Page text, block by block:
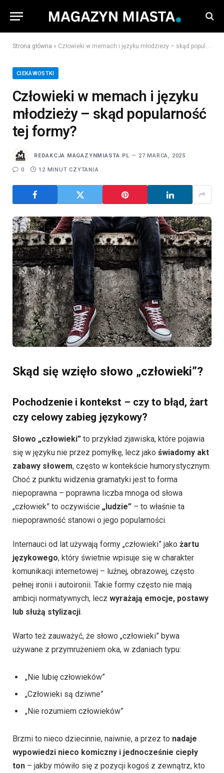
Strona główna » Człowieki w memach i języku młodzieży – skąd popularność tej formy?
CIEKAWOSTKI
Człowieki w memach i języku
młodzieży – skąd popularność
tej formy?
REDAKCJA MAGAZYNMIASTA.PL 27 MARCA, 2025
0 12 MINUT CZYTANIA
Skąd się wzięło słowo „człowieki”?
Pochodzenie i kontekst – czy to błąd, żart
czy celowy zabieg językowy?
Słowo „człowieki” to przykład zjawiska, które pojawia
się w języku nie przez pomyłkę, lecz jako świadomy akt
zabawy słowem, często w kontekście humorystycznym.
Choć z punktu widzenia gramatyki jest to forma
niepoprawna – poprawna liczba mnoga od słowa
„człowiek” to oczywiście „ludzie” – to właśnie ta
niepoprawność stanowi o jego popularności.
Internauci od lat używają formy „człowieki” jako żartu
językowego, który świetnie wpisuje się w charakter
komunikacji internetowej – luźnej, obrazowej, często
pełnej ironii i autoironii. Takie formy często nie mają
ambicji normatywnych, lecz wyrażają emocje, postawy
lub służą stylizacji.
Warto też zauważyć, że słowo „człowieki” bywa
używane z przymrużeniem oka, w zdaniach typu:
„Nie lubię człowieków”
„Człowieki są dziwne”
„Nie rozumiem człowieków”
Brzmi to nieco dziecinnie, naiwnie, a przez to nadaje
wypowiedzi nieco komiczny i jednocześnie ciepły
ton – jakby mówiło się z pozycji kogoś z zewnątrz, kto